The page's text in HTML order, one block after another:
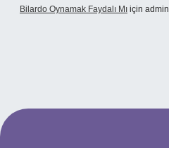
Bilardo Oynamak Faydalı Mı için admin
sitesi